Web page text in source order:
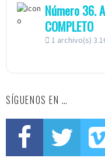
Número 36.
COMPLETO
1 archivo(s)
SÍGUENOS EN …